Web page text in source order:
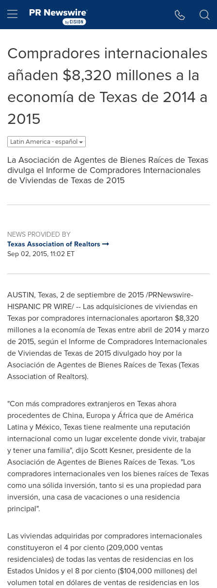
Hamburger menu
Compradores internacionales
añaden $8,320 millones a la
economía de Texas de 2014 a
2015
Latin America - español
La Asociación de Agentes de Bienes Raíces de Texas
divulga el Informe de Compradores Internacionales
de Viviendas de Texas de 2015
NEWS PROVIDED BY
Texas Association of Realtors
Sep 02, 2015, 11:02 ET
AUSTIN, Texas, 2 de septiembre de 2015 /PRNewswire-
HISPANIC PR WIRE/ -- Las adquisiciones de viviendas en
Texas por compradores internacionales aportaron $8,320
millones a la economía deTexasentre abril de 2014 y marzo
de 2015, según el Informe de Compradores Internacionales
de Viviendas deTexasde 2015 divulgado hoy por la
Asociación de Agentes de Bienes Raíces de Texas (Texas
Association of Realtors).
"Con más compradores extranjeros en Texasahora
procedentes deChina, Europa y África que de América
Latina y México, Texastiene realmente una reputación
internacional como un lugar excelente donde vivir, trabajar
y tener una familia", dijoScott Kesner, presidente de la
Asociación de Agentes de Bienes Raíces de Texas. "Los
compradores internacionales ven los bienes raíces deTexas
como una sólida inversión, tanto si es una propiedad para
inversión, una casa de vacaciones o una residencia
principal".
Las viviendas adquiridas por compradores internacionales
constituyeron el 4 por ciento (209,000 ventas
residenciales) de todas las ventas de residencias en los
Estados Unidos y el 8 por ciento ($104,000 millones) del
volumen total en dólares de ventas de residencias en los